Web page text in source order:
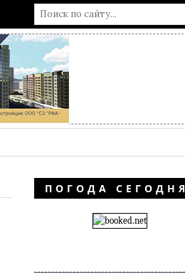
ПОГОДА СЕГОДНЯ